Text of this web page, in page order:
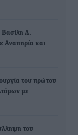
Α.
Αναπηρία και
του πρώτου
με
του